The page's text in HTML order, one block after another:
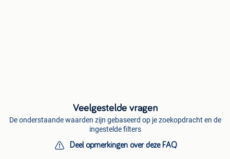
Veelgestelde vragen
De onderstaande waarden zijn gebaseerd op je zoekopdracht en de
ingestelde filters
Deel opmerkingen over deze FAQ